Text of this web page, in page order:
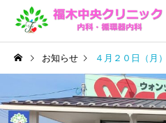
お知らせ ４月２０日（月